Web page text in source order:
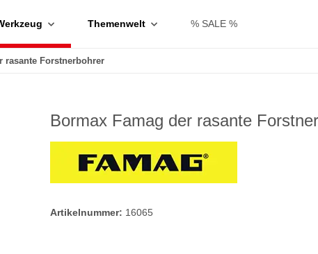
Themenwelt % SALE %
rasante Forstnerbohrer
Bormax Famag der rasante
Artikelnummer: 16065